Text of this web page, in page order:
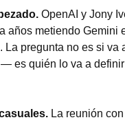
OpenAI y Jony
años metiendo Gemini
La pregunta no es si va
es quién lo va a
La reunión con